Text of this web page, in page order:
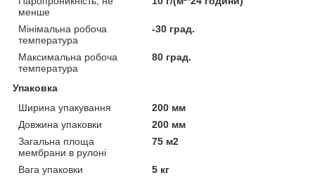
менше
Мінімальна робоча
температура
-30 град.
Максимальна робоча
температура
80 град.
Упаковка
Ширина упакування
200 мм
Довжина упаковки
200 мм
Загальна площа
мембрани в рулоні
75 м2
Вага упаковки
5 кг